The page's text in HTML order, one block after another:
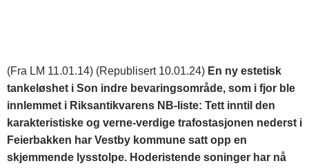
(Fra LM 11.01.14) (Republisert 10.01.24) En ny estetisk
tankeløshet i Son indre bevaringsområde, som i fjor ble
innlemmet i Riksantikvarens NB-liste: Tett inntil den
karakteristiske og verne-verdige trafostasjonen nederst i
Feierbakken har Vestby kommune satt opp en
skjemmende lysstolpe. Hoderistende soninger har nå